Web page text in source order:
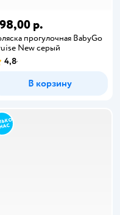
р.
прогулочная BabyGo
New серый
4,8
В корзину